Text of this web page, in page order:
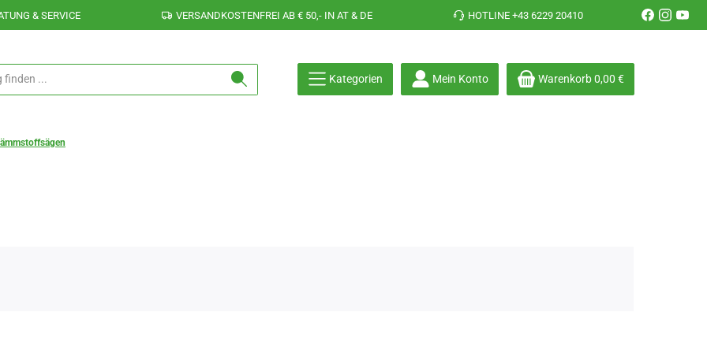
& SERVICE VERSANDKOSTENFREI AB € 50,- IN AT & DE HOTLINE +43 6229 20410
Kategorien Mein Konto Warenkorb0,00 €